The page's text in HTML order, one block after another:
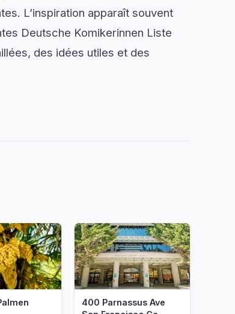
L’inspiration apparaît souvent
Deutsche Komikerinnen Liste
des idées utiles et des
400 Parnassus Ave